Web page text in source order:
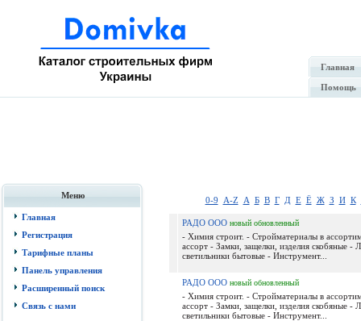
Главная
Помощь
Меню
Главная
Регистрация
Тарифные планы
Панель управления
Расширенный поиск
Связь с нами
0-9 A-Z А Б В Г Д Е Ё Ж З И К
РАДО ООО новый обновленный
- Химия строит. - Стройматериалы в
ассорт - Замки, защелки, изделия скобяные -
светильники бытовые - Инструмент...
РАДО ООО новый обновленный
- Химия строит. - Стройматериалы в
ассорт - Замки, защелки, изделия скобяные -
светильники бытовые - Инструмент...